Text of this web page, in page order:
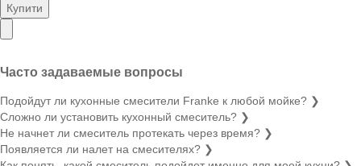
Купити
Часто задаваемые вопросы
Подойдут ли кухонные смесители Franke к любой мойке? ❯
Сложно ли установить кухонный смеситель? ❯
Не начнет ли смеситель протекать через время? ❯
Появляется ли налет на смесителях? ❯